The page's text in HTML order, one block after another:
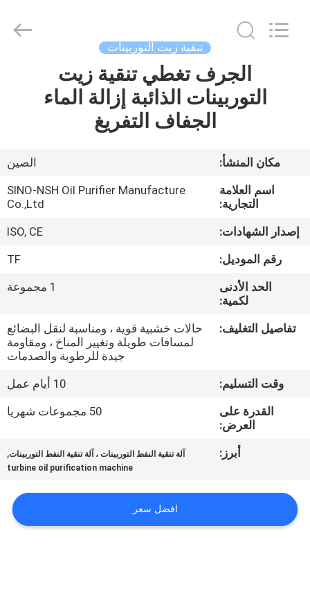
الرئيسية
معلومات
جولة
اتصل
اطلب
Manufacture
تنقية زيت التوربينات
الجرف تغطي تنقية زيت
التوربينات الذائبة إزالة الماء
الجفاف التفريغ
مكان المنشأ:
الصين
اسم العلامة
التجارية:
SINO-NSH Oil Purifier Manufacture
Co.,Ltd
إصدار الشهادات:
ISO, CE
رقم الموديل:
TF
الحد الأدنى
لكمية:
1 مجموعة
تفاصيل التغليف:
حالات خشبية قوية ، ومناسبة لنقل البضائع
لمسافات طويلة وتغيير المناخ ، ومقاومة
جيدة للرطوبة والصدمات
وقت التسليم:
10 أيام عمل
القدرة على
العرض:
50 مجموعات شهريا
أبرز: آلة تنقية النفط التوربينات ، آلة تنقية النفط التوربينات,
turbine oil purification machine
افضل سعر